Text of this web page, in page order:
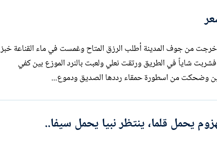
من جوف المدينة أطلب الرزق المتاح وغمست في ماء القناعة خبز
شاياً في الطريق ورتقت نعلي ولعبت بالنرد الموزع بين كفي
وضحكت من اسطورة حمقاء رددها الصديق ودموع...
يحمل قلما، ينتظر نبيا يحمل سيفا..